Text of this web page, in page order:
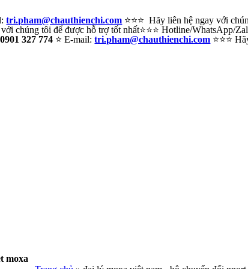
tri.pham@chauthienchi.com ⭐⭐⭐ Hãy liên hệ ngay với
với chúng tôi để được hỗ trợ tốt nhất⭐⭐⭐ Hotline/WhatsApp/
0901 327 774 ⭐ E-mail:tri.pham@chauthienchi.com ⭐⭐⭐
moxa